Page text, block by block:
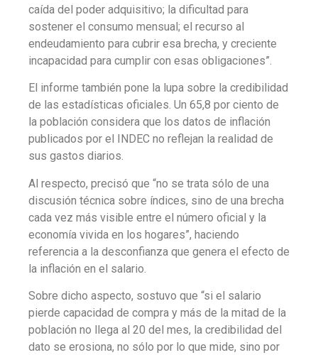
caída del poder adquisitivo; la dificultad para
sostener el consumo mensual; el recurso al
endeudamiento para cubrir esa brecha, y creciente
incapacidad para cumplir con esas obligaciones”.
El informe también pone la lupa sobre la credibilidad
de las estadísticas oficiales. Un 65,8 por ciento de
la población considera que los datos de inflación
publicados por el INDEC no reflejan la realidad de
sus gastos diarios.
Al respecto, precisó que “no se trata sólo de una
discusión técnica sobre índices, sino de una brecha
cada vez más visible entre el número oficial y la
economía vivida en los hogares”, haciendo
referencia a la desconfianza que genera el efecto de
la inflación en el salario.
Sobre dicho aspecto, sostuvo que “si el salario
pierde capacidad de compra y más de la mitad de la
población no llega al 20 del mes, la credibilidad del
dato se erosiona, no sólo por lo que mide, sino por